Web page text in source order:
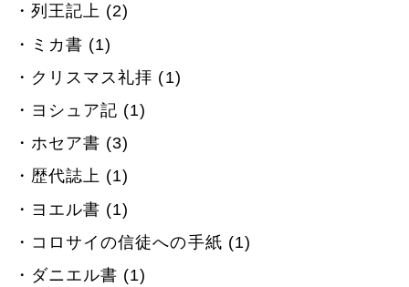
列王記上 (2)
ミカ書 (1)
クリスマス礼拝 (1)
ヨシュア記 (1)
ホセア書 (3)
歴代誌上 (1)
ヨエル書 (1)
コロサイの信徒への手紙 (1)
ダニエル書 (1)